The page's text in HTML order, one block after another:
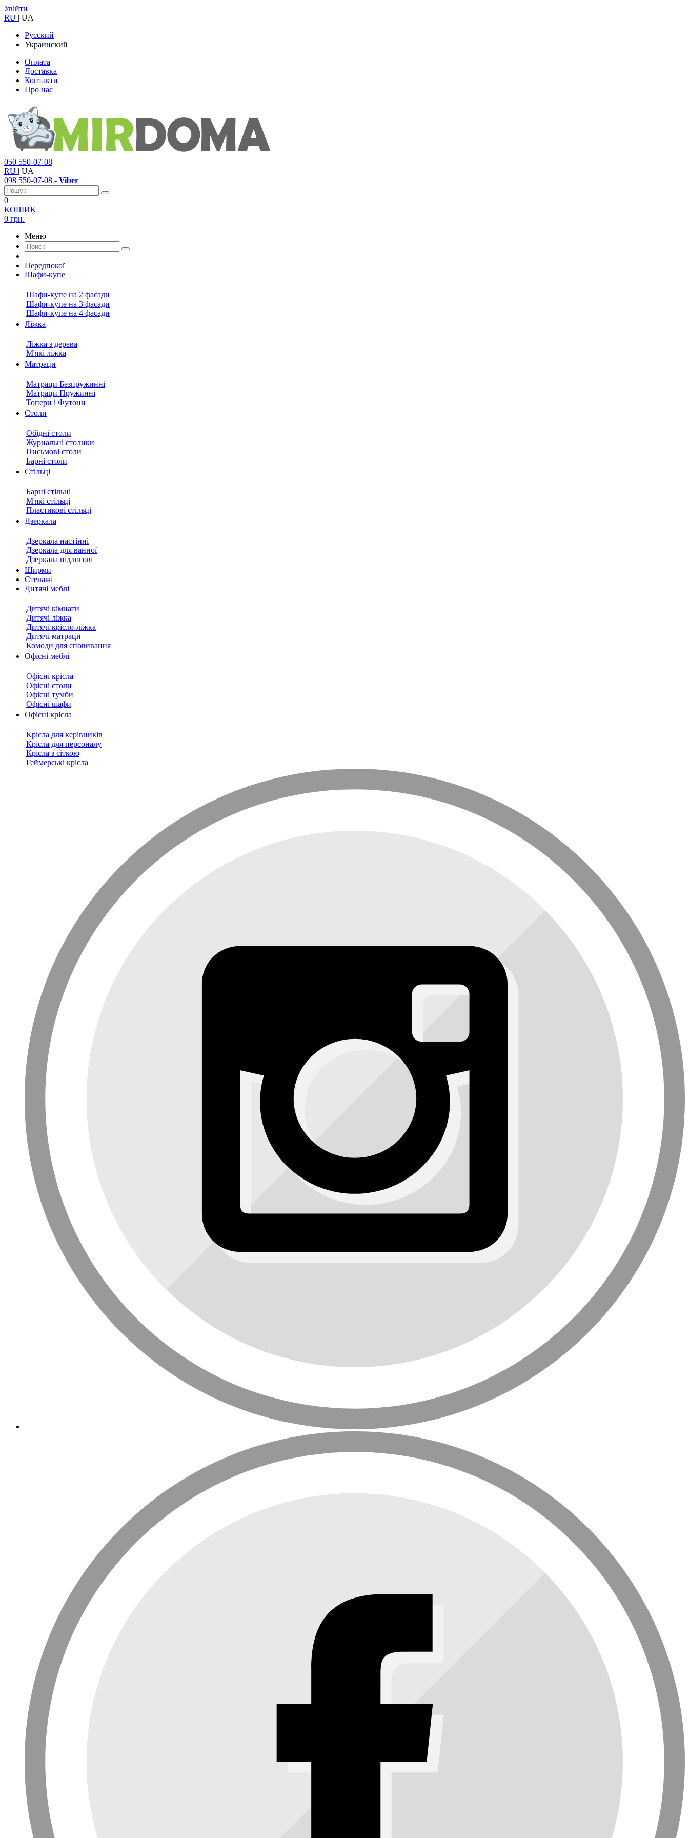
Увійти
RU | UA
Русский
Украинский
Оплата
Доставка
Контакти
Про нас
050 550-07-08
RU | UA
098 550-07-08 - Viber
0
КОШИК
0 грн.
Меню
Передпокої
Шафи-купе
Шафи-купе на 2 фасади
Шафи-купе на 3 фасади
Шафи-купе на 4 фасади
Ліжка
Ліжка з дерева
М'які ліжка
Матраци
Матраци Безпружинні
Матраци Пружинні
Топери і Футони
Столи
Обідні столи
Журнальні столики
Письмові столи
Барні столи
Стільці
Барні стільці
М'які стільці
Пластикові стільці
Дзеркала
Дзеркала настінні
Дзеркала для ванної
Дзеркала підлогові
Ширми
Стелажі
Дитячі меблі
Дитячі кімнати
Дитячі ліжка
Дитячі крісло-ліжка
Дитячі матраци
Комоди для сповивання
Офісні меблі
Офісні крісла
Офісні столи
Офісні тумби
Офісні шафи
Офісні крісла
Крісла для керівників
Крісла для персоналу
Крісла з сіткою
Геймерські крісла